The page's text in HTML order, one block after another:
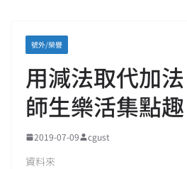
號外/榮譽
用減法取代加
師生樂活集點趣
2019-07-09 cgust
資料來